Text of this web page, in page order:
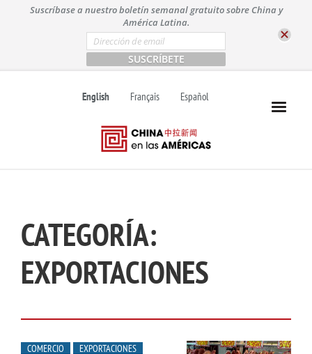
t
Suscríbase a nuestro boletín semanal gratuito sobre China y
América Latina.
E
m
a
i
*
English Français Español
CATEGORÍA:
EXPORTACIONES
COMERCIO
EXPORTACIONES